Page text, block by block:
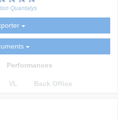
Quantalys
Performances
VL Back Office